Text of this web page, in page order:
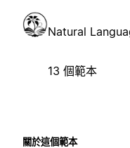
Natural
13 個範本
關於這個範本